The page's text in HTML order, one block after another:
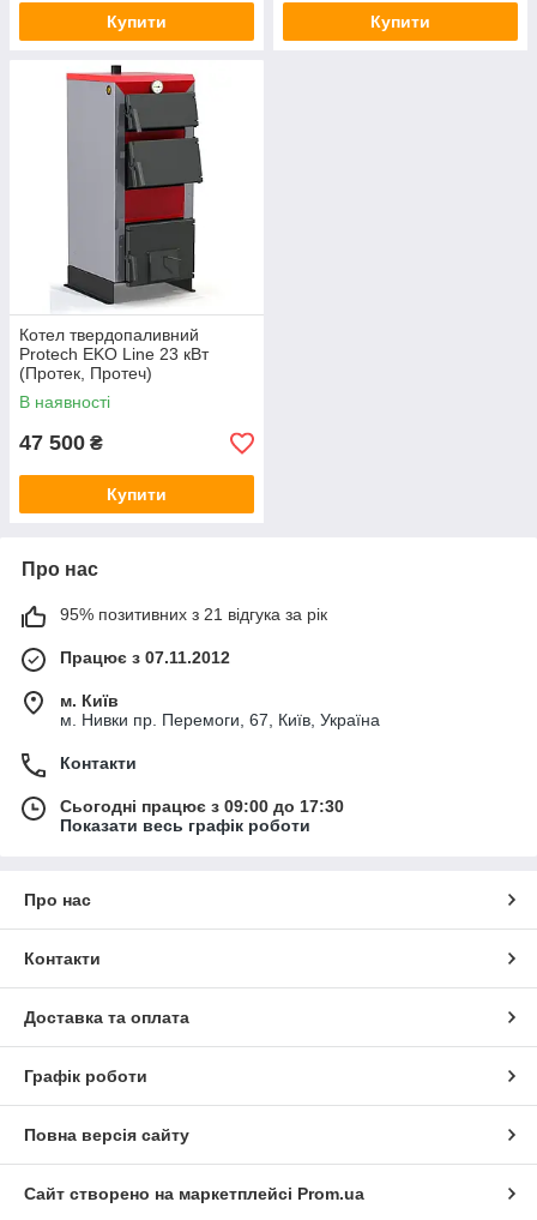
Купити Купити
Котел твердопаливний
Protech EKO Line 23 кВт
(Протек, Протеч)
В наявності
47 500 ₴
Купити
Про нас
95% позитивних з 21 відгука за рік
Працює з 07.11.2012
м. Київ
м. Нивки пр. Перемоги, 67, Київ, Україна
Контакти
Сьогодні працює з 09:00 до 17:30
Показати весь графік роботи
Про нас
Контакти
Доставка та оплата
Графік роботи
Повна версія сайту
Сайт створено на маркетплейсі Prom.ua